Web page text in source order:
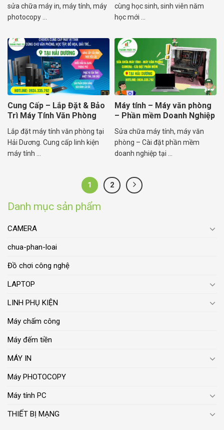
Danh mục sản phẩm
CAMERA
chua-phan-loai
Đồ chơi công nghệ
LAPTOP
LINH PHỤ KIỆN
Máy chấm công
Máy đếm tiền
MÁY IN
Máy PHOTOCOPY
Máy tính PC
THIẾT BỊ MẠNG
sửa chữa máy in, máy tính, máy
photocopy ...
cùng học sinh, sinh viên năm
học mới ...
Cung Cấp – Lắp Đặt & Bảo
Trì Máy Tính Văn Phòng
Trọn Gói
Lắp đặt máy tính văn phòng tại
Hải Dương. Cung cấp linh kiện
máy tính ...
Máy tính – Máy văn phòng
– Phần mềm Doanh Nghiệp
Sửa chữa máy tính, máy văn
phòng – Cài đặt phần mềm
doanh nghiệp tại ...
1 2